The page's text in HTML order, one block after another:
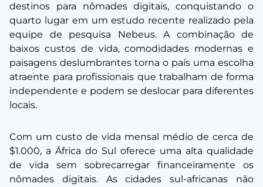
destinos para nômades digitais, conquistando o
quarto lugar em um estudo recente realizado pela
equipe de pesquisa Nebeus. A combinação de
baixos custos de vida, comodidades modernas e
paisagens deslumbrantes torna o país uma escolha
atraente para profissionais que trabalham de forma
independente e podem se deslocar para diferentes
locais.
Com um custo de vida mensal médio de cerca de
$1.000, a África do Sul oferece uma alta qualidade
de vida sem sobrecarregar financeiramente os
nômades digitais. As cidades sul-africanas não